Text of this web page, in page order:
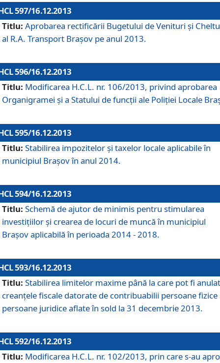
597/16.12.2013
Titlu: Aprobarea rectificării Bugetului de Venituri şi
al R.A. Transport Braşov pe anul 2013.
596/16.12.2013
Titlu: Modificarea H.C.L. nr. 106/2013, privind aprobarea
Organigramei şi a Statului de funcţii ale Poliţiei Locale
595/16.12.2013
Titlu: Stabilirea impozitelor şi taxelor locale aplicabile în
municipiul Braşov în anul 2014.
594/16.12.2013
Titlu: Schemă de ajutor de minimis pentru stimularea
investiţiilor şi crearea de locuri de muncă în municipiul
Braşov aplicabilă în perioada 2014 - 2018.
593/16.12.2013
Titlu: Stabilirea limitelor maxime până la care pot fi
creanţele fiscale datorate de contribuabilii persoane fizice
persoane juridice aflate în sold la 31 decembrie 2013.
592/16.12.2013
Titlu: Modificarea H.C.L. nr. 102/2013, prin care s-au